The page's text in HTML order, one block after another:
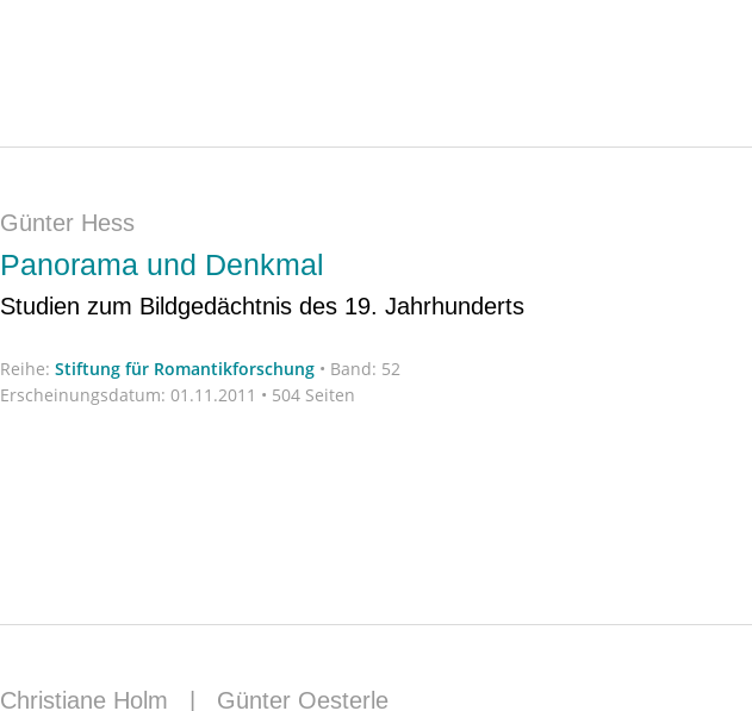
Günter Hess
Panorama und Denkmal
Studien zum Bildgedächtnis des 19. Jahrhunderts
Reihe: Stiftung für Romantikforschung • Band: 52
Erscheinungsdatum: 01.11.2011 • 504 Seiten
Christiane Holm Günter Oesterle